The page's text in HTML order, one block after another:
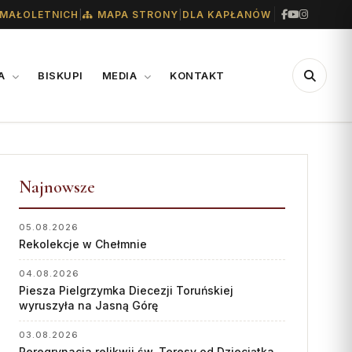
MAPA STRONY DLA KAPŁANÓW
BISKUPI MEDIA KONTAKT
CENTRUM
Biuro
Współpraca
Redakcja
WSPARCIE
Konta bankowe diecezji
Ofiary na seminarium
1% podatku
Najnowsze
05.08.2026
Rekolekcje w Chełmnie
04.08.2026
Piesza Pielgrzymka Diecezji Toruńskiej
wyruszyła na Jasną Górę
03.08.2026